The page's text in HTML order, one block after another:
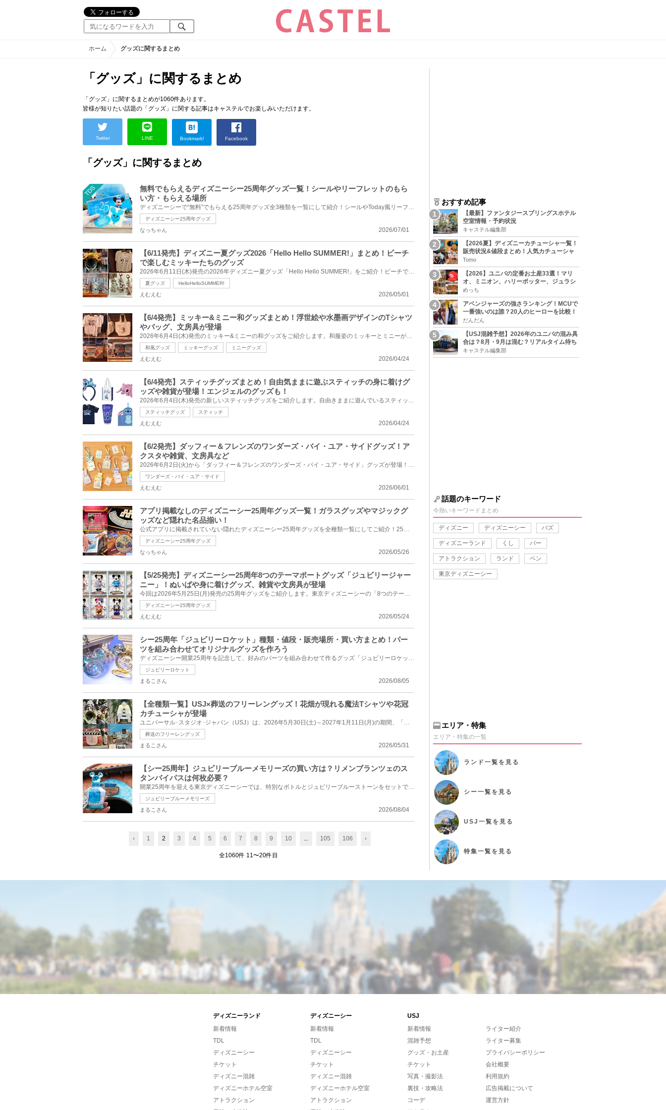
ホーム グッズに関するまとめ
「グッズ」に関するまとめ
「グッズ」に関するまとめが1060件あります。
皆様が知りたい話題の「グッズ」に関する記事はキャステルでお楽しみいただけます。
Twitter LINE Bookmark! Facebook
「グッズ」に関するまとめ
TDS
無料でもらえるディズニーシー25周年グッズ一覧！シールやリーフレットのもら
い方・もらえる場所
ディズニーシーで“無料”でもらえる25周年グッズ全3種類を一覧にして紹介！シールやToday風リーフレット...
ディズニーシー25周年グッズ
2026/07/01
なっちゃん
【6/11発売】ディズニー夏グッズ2026「Hello Hello SUMMER!」まとめ！ビーチ
で楽しむミッキーたちのグッズ
2026年6月11日(木)発売の2026年ディズニー夏グッズ「Hello Hello SUMMER!」をご紹介！ビーチで楽しむミ...
夏グッズ HelloHelloSUMMER!
2026/05/01
えむえむ
【6/4発売】ミッキー&ミニー和グッズまとめ！浮世絵や水墨画デザインのTシャツ
やバッグ、文房具が登場
2026年6月4日(木)発売のミッキー&ミニーの和グッズをご紹介します。和服姿のミッキーとミニーがとっても...
和風グッズ ミッキーグッズ ミニーグッズ
2026/04/24
えむえむ
【6/4発売】スティッチグッズまとめ！自由気ままに遊ぶスティッチの身に着けグ
ッズや雑貨が登場！エンジェルのグッズも！
2026年6月4日(木)発売の新しいスティッチグッズをご紹介します。自由きままに遊んでいるスティッチの魅...
スティッチグッズ スティッチ
2026/04/24
えむえむ
【6/2発売】ダッフィー＆フレンズのワンダーズ・バイ・ユア・サイドグッズ！ア
クスタや雑貨、文房具など
2026年6月2日(火)から「ダッフィー＆フレンズのワンダーズ・バイ・ユア・サイド」グッズが登場！ダッフ...
ワンダーズ・バイ・ユア・サイド
2026/06/01
えむえむ
アプリ掲載なしのディズニーシー25周年グッズ一覧！ガラスグッズやマジックグ
ッズなど隠れた名品揃い！
公式アプリに掲載されていない隠れたディズニーシー25周年グッズを全種類一覧にしてご紹介！25周年デザ...
ディズニーシー25周年グッズ
2026/05/26
なっちゃん
【5/25発売】ディズニーシー25周年8つのテーマポートグッズ「ジュビリージャー
ニー」！ぬいばや身に着けグッズ、雑貨や文房具が登場
今回は2026年5月25日(月)発売の25周年グッズをご紹介します。東京ディズニーシーの「8つのテーマポート...
ディズニーシー25周年グッズ
2026/05/24
えむえむ
シー25周年「ジュビリーロケット」種類・値段・販売場所・買い方まとめ！パー
ツを組み合わせてオリジナルグッズを作ろう
ディズニーシー開業25周年を記念して、好みのパーツを組み合わせて作るグッズ「ジュビリーロケット」が2...
ジュビリーロケット
2026/08/05
まるこさん
【全種類一覧】USJ×葬送のフリーレングッズ！花畑が現れる魔法Tシャツや花冠
カチューシャが登場
ユニバーサル･スタジオ･ジャパン（USJ）は、2026年5月30日(土)～2027年1月11日(月)の期間、「葬送のフリ...
葬送のフリーレングッズ
2026/05/31
まるこさん
【シー25周年】ジュビリーブルーメモリーズの買い方は？リメンブランツェのス
タンバイパスは何枚必要？
開業25周年を迎える東京ディズニーシーでは、特別なボトルとジュビリーブルーストーンをセットで楽しむ...
ジュビリーブルーメモリーズ
2026/08/04
まるこさん
‹ 1 2 3 4 5 6 7 8 9 10 ... 105 106 ›
全1060件 11〜20件目
おすすめ記事
【最新】ファンタジースプリングスホテル
空室情報・予約状況
キャステル編集部
【2026夏】ディズニーカチューシャ一覧！
販売状況&値段まとめ！人気カチューシャ
をチェック
Tomo
【2026】ユニバの定番お土産33選！マリ
オ、ミニオン、ハリーポッター、ジュラシ
ックパーク、セサミ、SINGなどのグッズ情
報
めっち
アベンジャーズの強さランキング！MCUで
一番強いのは誰？20人のヒーローを比較！
だんだん
【USJ混雑予想】2026年のユニバの混み具
合は？8月・9月は混む？リアルタイム待ち
時間アプリも
キャステル編集部
話題のキーワード
今熱いキーワードまとめ
ディズニー ディズニーシー バズ
ディズニーランド くし バー
アトラクション ランド ペン
東京ディズニーシー
エリア・特集
エリア・特集の一覧
ランド 一覧を見る
シー一覧を見る
USJ 一覧を見る
特集一覧を見る
ディズニーランド ディズニーシー
USJ
新着情報
TDL
ディズニーシー
チケット
ディズニー混雑
ディズニーホテル空室
アトラクション
新着情報
TDL
ディズニーシー
チケット
ディズニー混雑
ディズニーホテル空室
アトラクション
新着情報
混雑予想
グッズ・お土産
チケット
写真・撮影法
裏技・攻略法
コーデ
ライター紹介
ライター募集
プライバシーポリシー
会社概要
利用規約
広告掲載について
運営方針